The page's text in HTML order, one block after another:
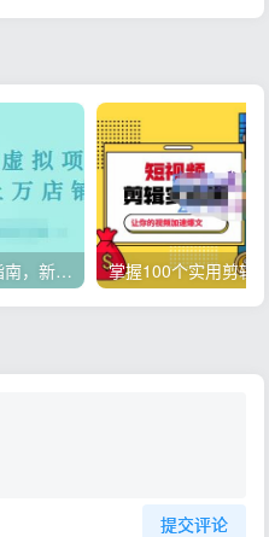
2022年虚拟项目实战指南，新手从0打造月入上万店铺【视频课程】
提交评论